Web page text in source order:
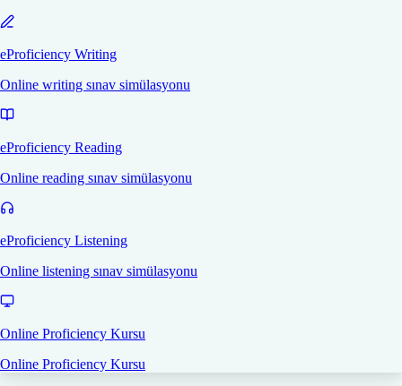
eProficiency Writing
Online writing sınav simülasyonu
eProficiency Reading
Online reading sınav simülasyonu
eProficiency Listening
Online listening sınav simülasyonu
Online Proficiency Kursu
Online Proficiency Kursu